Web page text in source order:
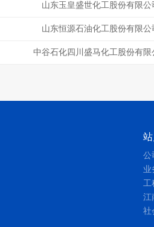
山东玉皇盛世化工股份有限公
山东恒源石油化工股份有限公
中谷石化四川盛马化工股份有限
公
业
工
江
社